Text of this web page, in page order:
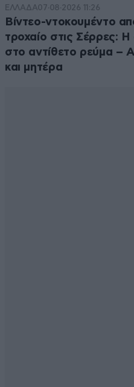
ΕΛΛΑΔΑ07·08·2026 11:26
Βίντεο-ντοκουμέντο
τροχαίο στις Σέρρες: Η
στο αντίθετο ρεύμα –
και μητέρα